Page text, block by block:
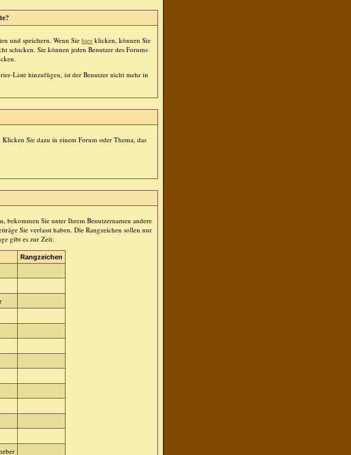
und speichern. Wenn Sie hier klicken, können Sie
schicken. Sie können jeden Benutzer des Forums
Liste hinzufügen, ist der Benutzer nicht mehr in
Sie dazu in einem Forum oder Thema, das
bekommen Sie unter Ihrem Benutzernamen andere
Sie verfasst haben. Die Rangzeichen sollen nur
gibt es zur Zeit:
Rangzeichen